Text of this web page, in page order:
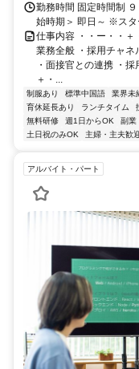
勤務時間 固定時間制
始時期＞ 即日～ ※スタ
仕事内容 ・・ー・・
業務全般 ・採用チャネ
・面接官との連携 ・
＋・...
制服あり 標準中国語 業界未
育休延長あり
ランチタイム
無料研修
週1日からOK 副業
土日祝のみOK
主婦・主夫歓
アルバイト・パート